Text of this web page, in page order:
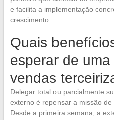
e facilita a implementação
crescimento.
Quais
esperar de
vendas
Delegar total ou parcialmente
externo é repensar a missão
Desde a primeira semana, a